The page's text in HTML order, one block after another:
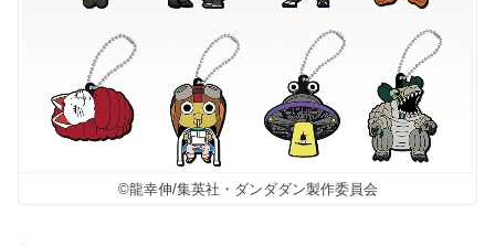
©龍幸伸/集英社・ダンダダン製作委員会